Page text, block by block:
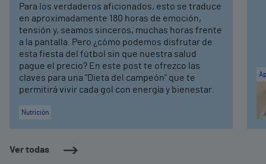
Ver todas
Para los verdaderos aficionados, esto se traduce
en aproximadamente 180 horas de emoción,
tensión y, seamos sinceros, muchas horas frente
a la pantalla. Pero ¿cómo podemos disfrutar de
esta fiesta del fútbol sin que nuestra salud
pague el precio? En este post te ofrezco las
claves para una "Dieta del campeón" que te
permitirá vivir cada gol con energía y bienestar.
Nutrición